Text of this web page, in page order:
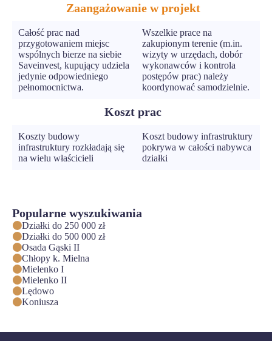
Zaangażowanie w projekt
Całość prac nad
przygotowaniem miejsc
wspólnych bierze na siebie
Saveinvest, kupujący udziela
jedynie odpowiedniego
pełnomocnictwa.
Wszelkie prace na
zakupionym terenie (m.in.
wizyty w urzędach, dobór
wykonawców i kontrola
postępów prac) należy
koordynować samodzielnie.
Koszt prac
Koszty budowy
infrastruktury rozkładają się
na wielu właścicieli
Koszt budowy infrastruktury
pokrywa w całości nabywca
działki
Popularne wyszukiwania
Działki do 250 000 zł
Działki do 500 000 zł
Osada Gąski II
Chłopy k. Mielna
Mielenko I
Mielenko II
Lędowo
Koniusza